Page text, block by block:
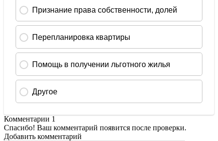
Комментарии 1
Спасибо! Ваш комментарий появится после проверки.
Добавить комментарий